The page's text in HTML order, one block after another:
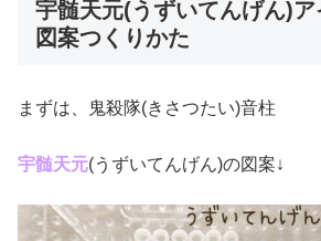
宇髄天元(うずいてんげん)
図案つくりかた
まずは、鬼殺隊(きさつたい)音柱
宇髄天元(うずいてんげん)の図案↓